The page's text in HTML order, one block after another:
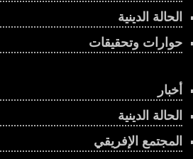
الحالة الدينية
حوارات وتحقيقات
أخبار
الحالة الدينية
المجتمع الإفريقي